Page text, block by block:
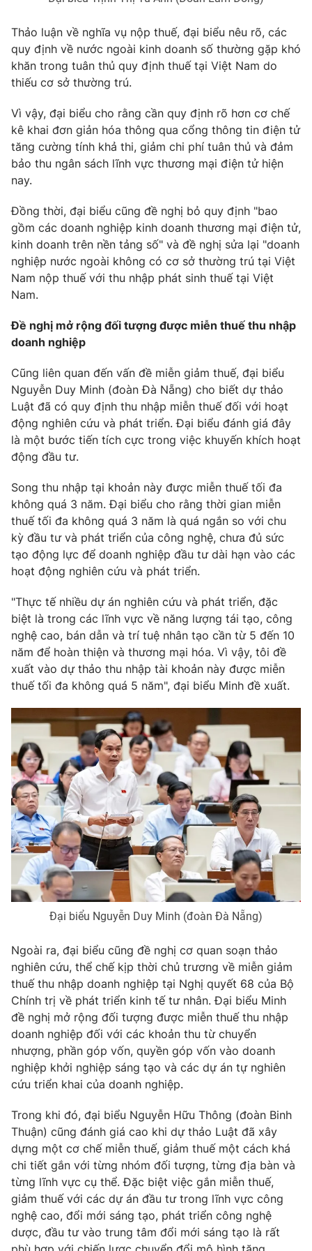
THỜI BÁO VTV
Theo dõi báo trên
Cơ quan chủ quản:Đài Truyền hình Việt Nam
Cơ quan báo chí:Thời báo VTV
Giấy phép hoạt động báo in và báo điện tử số 483/GP-BTTTT
Tổng Biên tập:
Vũ Thanh Thủy
Phó Tổng Biên tập:Nguyễn Thị Mỹ Hạnh, Phạm Quốc Thắng,
Nguyễn Trọng Ninh
Tổng đài VTV:024.38 355 931 - 024.38 355 932
Ðiện thoại Thời báo VTV:
Liên hệ quảng cáo:024-7300.7108
® Cấm sao chép dưới mọi hình thức nếu không có sự chấp
thuận bằng văn bản. Ghi rõ nguồn VTV.vn khi phát hành lại
thông tin từ website này.
Thảo luận về nghĩa vụ nộp thuế, đại biểu nêu rõ, các
quy định về nước ngoài kinh doanh số thường gặp khó
khăn trong tuân thủ quy định thuế tại Việt Nam do
thiếu cơ sở thường trú.
Vì vậy, đại biểu cho rằng cần quy định rõ hơn cơ chế
kê khai đơn giản hóa thông qua cổng thông tin điện tử
tăng cường tính khả thi, giảm chi phí tuân thủ và đảm
bảo thu ngân sách lĩnh vực thương mại điện tử hiện
nay.
Đồng thời, đại biểu cũng đề nghị bỏ quy định "bao
gồm các doanh nghiệp kinh doanh thương mại điện tử,
kinh doanh trên nền tảng số" và đề nghị sửa lại "doanh
nghiệp nước ngoài không có cơ sở thường trú tại Việt
Nam nộp thuế với thu nhập phát sinh thuế tại Việt
Nam.
Đề nghị mở rộng đối tượng được miễn thuế thu nhập
doanh nghiệp
Cũng liên quan đến vấn đề miễn giảm thuế, đại biểu
Nguyễn Duy Minh (đoàn Đà Nẵng) cho biết dự thảo
Luật đã có quy định thu nhập miễn thuế đối với hoạt
động nghiên cứu và phát triển. Đại biểu đánh giá đây
là một bước tiến tích cực trong việc khuyến khích hoạt
động đầu tư.
Song thu nhập tại khoản này được miễn thuế tối đa
không quá 3 năm. Đại biểu cho rằng thời gian miễn
thuế tối đa không quá 3 năm là quá ngắn so với chu
kỳ đầu tư và phát triển của công nghệ, chưa đủ sức
tạo động lực để doanh nghiệp đầu tư dài hạn vào các
hoạt động nghiên cứu và phát triển.
"Thực tế nhiều dự án nghiên cứu và phát triển, đặc
biệt là trong các lĩnh vực về năng lượng tái tạo, công
nghệ cao, bán dẫn và trí tuệ nhân tạo cần từ 5 đến 10
năm để hoàn thiện và thương mại hóa. Vì vậy, tôi đề
xuất vào dự thảo thu nhập tài khoản này được miễn
thuế tối đa không quá 5 năm", đại biểu Minh đề xuất.
Đại biểu Nguyễn Duy Minh (đoàn Đà Nẵng)
Ngoài ra, đại biểu cũng đề nghị cơ quan soạn thảo
nghiên cứu, thể chế kịp thời chủ trương về miễn giảm
thuế thu nhập doanh nghiệp tại Nghị quyết 68 của Bộ
Chính trị về phát triển kinh tế tư nhân. Đại biểu Minh
đề nghị mở rộng đối tượng được miễn thuế thu nhập
doanh nghiệp đối với các khoản thu từ chuyển
nhượng, phần góp vốn, quyền góp vốn vào doanh
nghiệp khởi nghiệp sáng tạo và các dự án tự nghiên
cứu triển khai của doanh nghiệp.
Trong khi đó, đại biểu Nguyễn Hữu Thông (đoàn Binh
Thuận) cũng đánh giá cao khi dự thảo Luật đã xây
dựng một cơ chế miễn thuế, giảm thuế một cách khá
chi tiết gắn với từng nhóm đối tượng, từng địa bàn và
từng lĩnh vực cụ thể. Đặc biệt việc gắn miễn thuế,
giảm thuế với các dự án đầu tư trong lĩnh vực công
nghệ cao, đổi mới sáng tạo, phát triển công nghệ
dược, đầu tư vào trung tâm đổi mới sáng tạo là rất